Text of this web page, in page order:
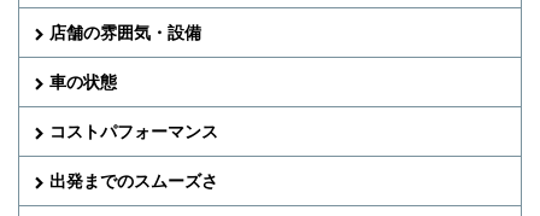
店舗の雰囲気・設備
車の状態
コストパフォーマンス
出発までのスムーズさ